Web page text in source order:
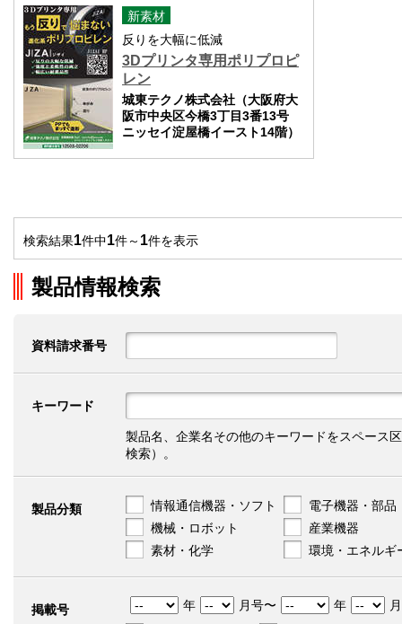
新素材
反りを大幅に低減
3Dプリンタ専用ポリプロピ
レン
城東テクノ株式会社（大阪府大
阪市中央区今橋3丁目3番13号
ニッセイ淀屋橋イースト14階）
検索結果1件中1件～ 1件を表示
製品情報検索
資料請求番号
キーワード
製品名、企業名その他のキーワードをスペース
検索）。
製品分類 情報通信機器・ソフト
電子機器・部品
機械・ロボット
産業機器
素材・化学
環境・エネルギ
掲載号 年 月号〜 年